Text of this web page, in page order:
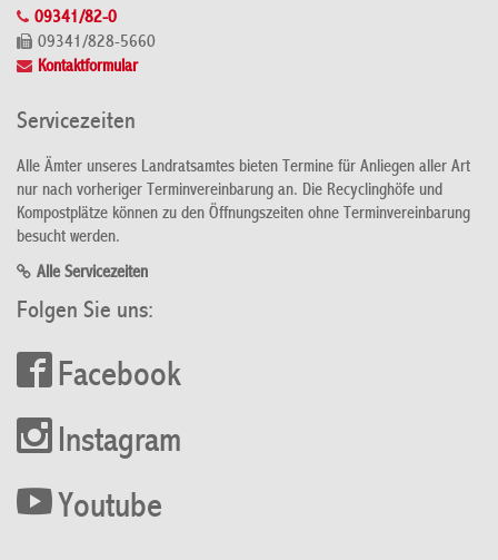
09341/82-0
09341/828-5660
Kontaktformular
Servicezeiten
Alle Ämter unseres Landratsamtes bieten Termine für Anliegen aller Art
nur nach vorheriger Terminvereinbarung an. Die Recyclinghöfe und
Kompostplätze können zu den Öffnungszeiten ohne Terminvereinbarung
besucht werden.
Alle Servicezeiten
Folgen Sie uns:
Facebook
Instagram
Youtube